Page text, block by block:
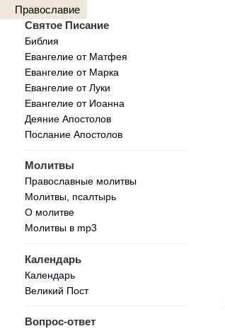
Православие
Святое Писание
Библия
Евангелие от Матфея
Евангелие от Марка
Евангелие от Луки
Евангелие от Иоанна
Деяние Апостолов
Послание Апостолов
Молитвы
Православные молитвы
Молитвы, псалтырь
О молитве
Молитвы в mp3
Календарь
Календарь
Великий Пост
Вопрос-ответ